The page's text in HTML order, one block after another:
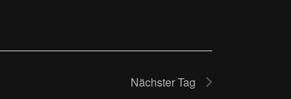
Nächster Tag